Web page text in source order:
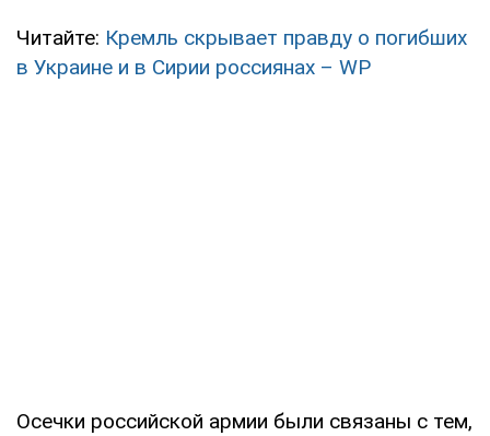
Читайте: Кремль скрывает правду о погибших
в Украине и в Сирии россиянах – WP
Осечки российской армии были связаны с тем,